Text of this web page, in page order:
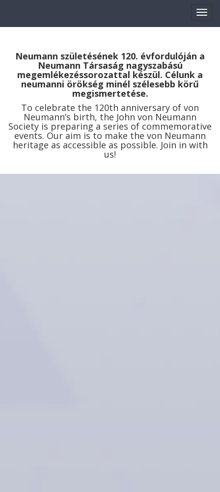
Kaleidoszkóp
Fókuszban
Események
Neumann születésének 120. évfordulóján a
Neumann Társaság nagyszabású
megemlékezéssorozattal készül. Célunk a
neumanni örökség minél szélesebb körű
megismertetése.
To celebrate the 120th anniversary of von
Neumann’s birth, the John von Neumann
Society is preparing a series of commemorative
events. Our aim is to make the von Neumann
heritage as accessible as possible. Join in with
us!